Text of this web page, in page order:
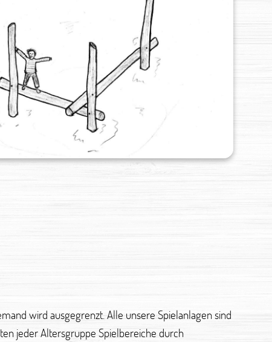
wird ausgegrenzt. Alle unsere Spielanlagen sind
jeder Altersgruppe Spielbereiche durch